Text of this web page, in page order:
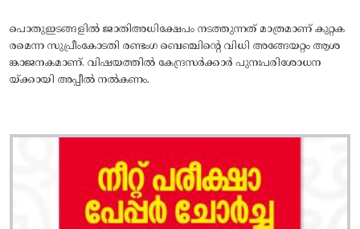
പൊതുഇടങ്ങളിൽ ജാതിഅധിക്ഷേപം നടത്തുന്നത്‌ മാത്രമാണ്‌ കുറ്റക
രമെന്ന സുപ്രീംകോടതി രണ്ടംഗ ബെഞ്ചിന്റെ വിധി അങ്ങേയറ്റം ആശ
ങ്കാജനകമാണ്. വിഷയത്തിൽ കേന്ദ്രസർക്കാർ പുനഃപരിശോധന
യ്‌ക്കായി അപ്പീൽ നൽകണം.